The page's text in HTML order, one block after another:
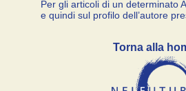
Per gli articoli di un determinato
e quindi sul profilo dell’autore
Torna alla